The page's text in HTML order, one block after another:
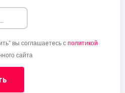
вы соглашаетесь с политикой
сайта